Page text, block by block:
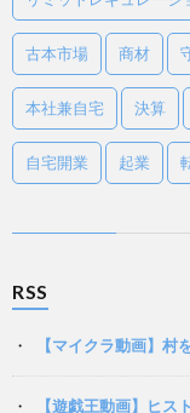
古本市場 商材
本社兼自宅 決算
自宅開業 起業
RSS
【マイクラ動画】村
【遊戯王動画】ヒ